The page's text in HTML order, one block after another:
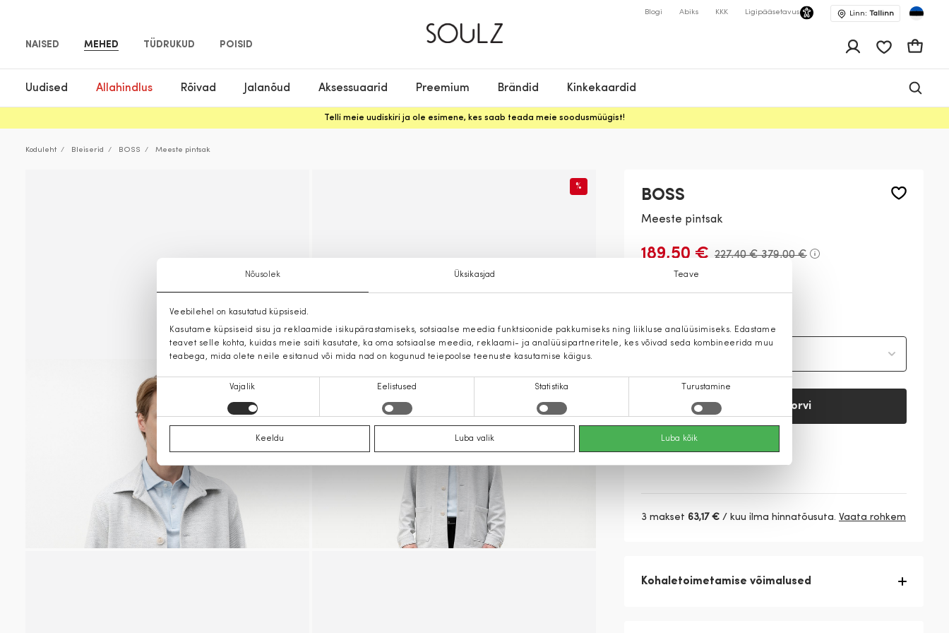
Nõusolek Üksikasjad Teave
Veebilehel on kasutatud küpsiseid.
Kasutame küpsiseid sisu ja reklaamide isikupärastamiseks, sotsiaalse meedia funktsioonide pakkumiseks ning liikluse analüüsimiseks. Edastame
teavet selle kohta, kuidas meie saiti kasutate, ka oma sotsiaalse meedia, reklaami- ja analüüsipartneritele, kes võivad seda kombineerida muu
teabega, mida olete neile esitanud või mida nad on kogunud teiepoolse teenuste kasutamise käigus.
Nõusoleku
Vajalik Eelistused Statistika Turustamine
Keeldu Luba valik Luba kõik
NAISED MEHED TÜDRUKUD POISID
Blogi Abiks KKK Ligipääsetavus Linn: Tallinn
Uudised Allahindlus Rõivad Jalanõud Aksessuaarid Preemium Brändid Kinkekaardid
Telli meie uudiskiri ja ole esimene, kes saab teada meie soodusmüügist!
Koduleht Bleiserid BOSS Meeste pintsak
%
BOSS
Meeste pintsak
189,50 € 227,40 €379,00 €
Lisa ostukorvi
3 makset 63,17 € / kuu ilma hinnatõusuta. Vaata rohkem
Kohaletoimetamise võimalused